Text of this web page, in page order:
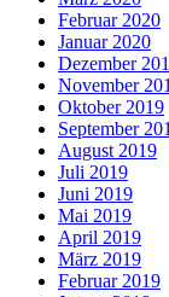
Februar 2020
Januar 2020
Dezember
November
Oktober 2019
September
August 2019
Juli 2019
Juni 2019
Mai 2019
April 2019
März 2019
Februar 2019